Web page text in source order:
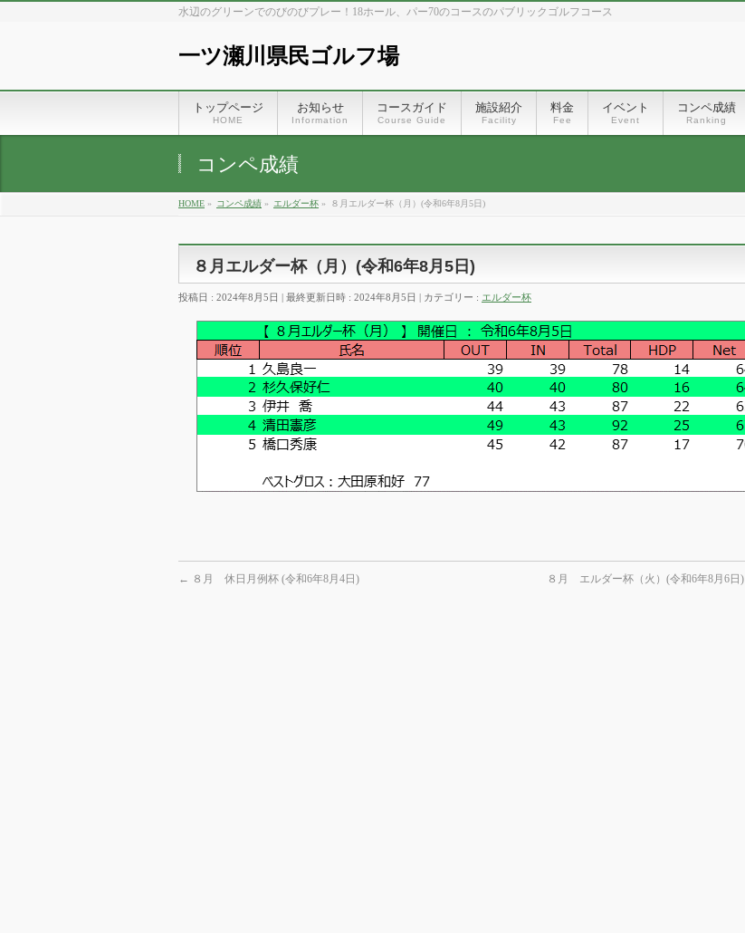
水辺のグリーンでのびのびプレー！18ホール、パー70のコースのパブリックゴルフコース
一ツ瀬川県民ゴルフ場
トップページ
HOME
お知らせ
Information
コースガイド
Course Guide
施設紹介
Facility
料金
Fee
イベント
Event
コンペ成績
Ranking
コンペ成績
HOME » コンペ成績 » エルダー杯 » ８月エルダー杯（月）(令和6年8月5日)
８月エルダー杯（月）(令和6年8月5日)
投稿日 : 2024年8月5日 最終更新日時 : 2024年8月5日 カテゴリー : エルダー杯
← ８月 休日月例杯 (令和6年8月4日) ８月 エルダー杯（火）(令和6年8月6日)